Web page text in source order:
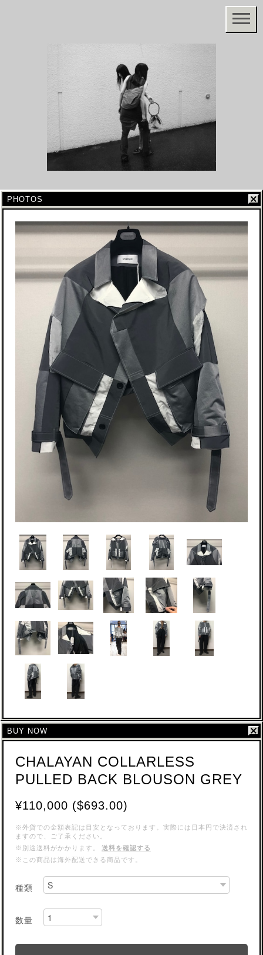
PHOTOS
BUY NOW
CHALAYAN COLLARLESS
PULLED BACK BLOUSON GREY
¥110,000 ($693.00)
※外貨での金額表記は目安となっております。実際には日本円で決済され
ますので、ご了承ください。
※別途送料がかかります。
送料を確認する
※この商品は海外配送できる商品です。
種類
数量